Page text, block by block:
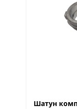
Шатун